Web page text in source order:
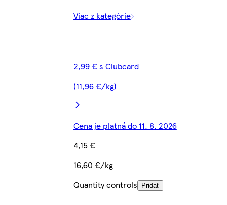
Viac z kategórie
2,99 € s Clubcard
(11,96 €/kg)
Cena je platná do 11. 8. 2026
4,15 €
16,60 €/kg
Quantity controls
Pridať